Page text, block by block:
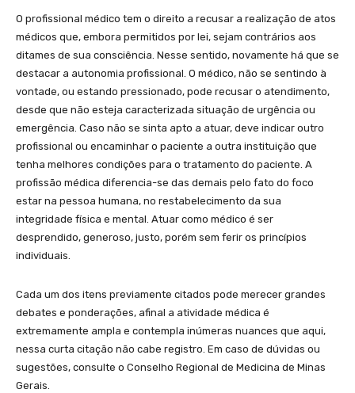
O profissional médico tem o direito a recusar a realização de atos
médicos que, embora permitidos por lei, sejam contrários aos
ditames de sua consciência. Nesse sentido, novamente há que se
destacar a autonomia profissional. O médico, não se sentindo à
vontade, ou estando pressionado, pode recusar o atendimento,
desde que não esteja caracterizada situação de urgência ou
emergência. Caso não se sinta apto a atuar, deve indicar outro
profissional ou encaminhar o paciente a outra instituição que
tenha melhores condições para o tratamento do paciente. A
profissão médica diferencia-se das demais pelo fato do foco
estar na pessoa humana, no restabelecimento da sua
integridade física e mental. Atuar como médico é ser
desprendido, generoso, justo, porém sem ferir os princípios
individuais.
Cada um dos itens previamente citados pode merecer grandes
debates e ponderações, afinal a atividade médica é
extremamente ampla e contempla inúmeras nuances que aqui,
nessa curta citação não cabe registro. Em caso de dúvidas ou
sugestões, consulte o Conselho Regional de Medicina de Minas
Gerais.